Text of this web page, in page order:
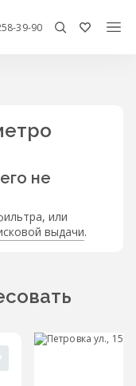
39-90
не
или
выдачи.